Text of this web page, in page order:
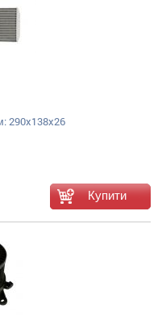
290x138x26